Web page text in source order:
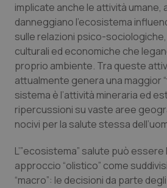
implicate anche le attività umane,
danneggiano l’ecosistema
sulle relazioni psico-
culturali ed economiche che
proprio ambiente. Tra queste
attualmente genera una maggior “
sistema è l’attività mineraria ed
ripercussioni su vaste aree
nocivi per la salute stessa
L’”ecosistema” salute può
approccio “olistico” come
“macro”: le decisioni da parte